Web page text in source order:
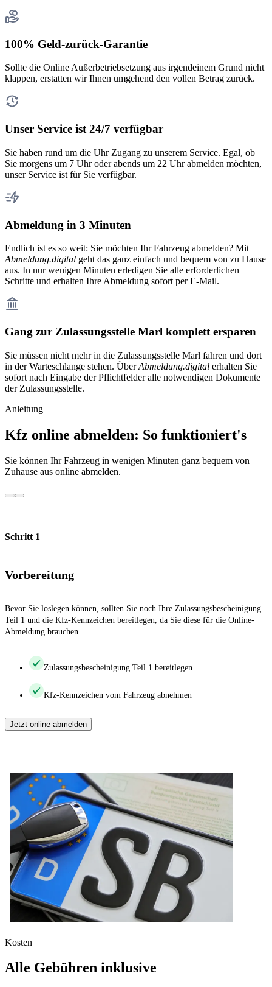
100% Geld-zurück-Garantie
Sollte die Online Außerbetriebsetzung aus irgendeinem Grund nicht
klappen, erstatten wir Ihnen umgehend den vollen Betrag zurück.
Unser Service ist 24/7 verfügbar
Sie haben rund um die Uhr Zugang zu unserem Service. Egal, ob
Sie morgens um 7 Uhr oder abends um 22 Uhr abmelden möchten,
unser Service ist für Sie verfügbar.
Abmeldung in 3 Minuten
Endlich ist es so weit: Sie möchten Ihr Fahrzeug abmelden? Mit
Abmeldung.digital geht das ganz einfach und bequem von zu Hause
aus. In nur wenigen Minuten erledigen Sie alle erforderlichen
Schritte und erhalten Ihre Abmeldung sofort per E-Mail.
Gang zur Zulassungsstelle Marl komplett ersparen
Sie müssen nicht mehr in die Zulassungsstelle Marl fahren und dort
in der Warteschlange stehen. ÜberAbmeldung.digital erhalten Sie
sofort nach Eingabe der Pflichtfelder alle notwendigen Dokumente
der Zulassungsstelle.
Anleitung
Kfz online abmelden: So funktioniert's
Sie können Ihr Fahrzeug in wenigen Minuten ganz bequem von
Zuhause aus online abmelden.
Schritt 1
Vorbereitung
Bevor Sie loslegen können, sollten Sie noch Ihre Zulassungsbescheinigung
Teil 1 und die Kfz-Kennzeichen bereitlegen, da Sie diese für die Online-
Abmeldung brauchen.
Zulassungsbescheinigung Teil 1 bereitlegen
Kfz-Kennzeichen vom Fahrzeug abnehmen
Jetzt online abmelden
Kosten
Alle Gebühren inklusive